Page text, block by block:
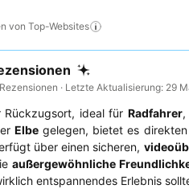
von Top-Websites
· Letzte Aktualisierung: 29
Rückzugsort, ideal für Radfahrer,
Elbe gelegen, bietet es
über einen sicheren,
außergewöhnliche
entspannendes Erlebnis